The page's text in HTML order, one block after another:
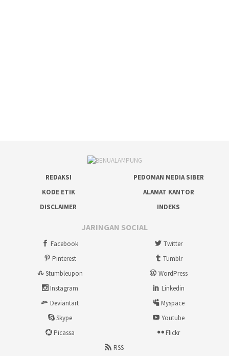
REDAKSI
PEDOMAN MEDIA SIBER
KODE ETIK
ALAMAT KANTOR
DISCLAIMER
INDEKS
JARINGAN SOCIAL
Facebook
Twitter
Pinterest
Tumblr
Stumbleupon
WordPress
Instagram
Linkedin
Deviantart
Myspace
Skype
Youtube
Picassa
Flickr
RSS